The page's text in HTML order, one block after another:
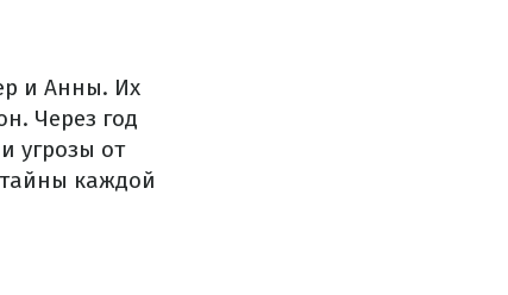
и Анны. Их
Через год
угрозы от
каждой